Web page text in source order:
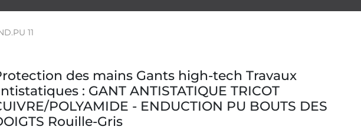
11
des mains Gants high-tech Travaux
: GANT ANTISTATIQUE TRICOT
POLYAMIDE - ENDUCTION PU BOUTS DES
Rouille-Gris